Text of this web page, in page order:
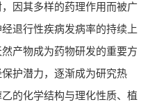
因其多样的药理作用而被广
退行性疾病发病率的持续上
产物成为药物研发的重要方
护潜力，逐渐成为研究热
的化学结构与理化性质、植